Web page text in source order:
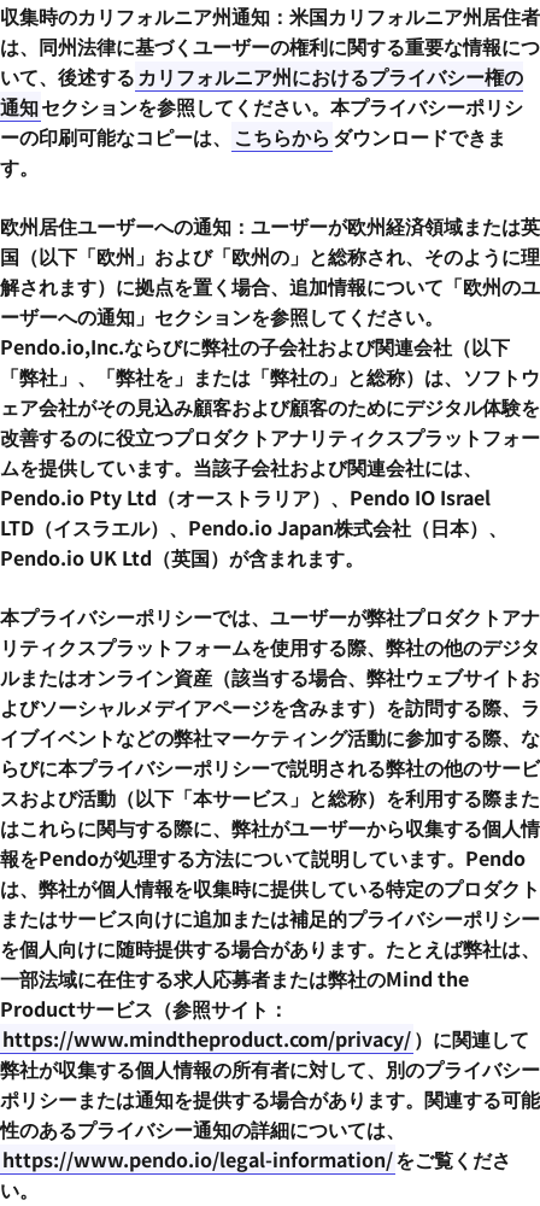
収集時のカリフォルニア州通知：米国カリフォルニア州居住者
は、同州法律に基づくユーザーの権利に関する重要な情報につ
いて、後述するカリフォルニア州におけるプライバシー権の
通知セクションを参照してください。本プライバシーポリシ
ーの印刷可能なコピーは、
こちらから ダウンロードできま
す。
欧州居住ユーザーへの通知：ユーザーが欧州経済領域または英
国（以下「欧州」および「欧州の」と総称され、そのように理
解されます）に拠点を置く場合、追加情報について「欧州のユ
ーザーへの通知」セクションを参照してください。
Pendo.io,Inc.ならびに弊社の子会社および関連会社（以下
「弊社」、「弊社を」または「弊社の」と総称）は、ソフトウ
ェア会社がその見込み顧客および顧客のためにデジタル体験を
改善するのに役立つプロダクトアナリティクスプラットフォー
ムを提供しています。当該子会社および関連会社には、
Pendo.io Pty Ltd（オーストラリア）、Pendo IO Israel
LTD（イスラエル）、Pendo.io Japan株式会社（日本）、
Pendo.io UK Ltd（英国）が含まれます。
本プライバシーポリシーでは、ユーザーが弊社プロダクトアナ
リティクスプラットフォームを使用する際、弊社の他のデジタ
ルまたはオンライン資産（該当する場合、弊社ウェブサイトお
よびソーシャルメデイアページを含みます）を訪問する際、ラ
イブイベントなどの弊社マーケティング活動に参加する際、な
らびに本プライバシーポリシーで説明される弊社の他のサービ
スおよび活動（以下「本サービス」と総称）を利用する際また
はこれらに関与する際に、弊社がユーザーから収集する個人情
報をPendoが処理する方法について説明しています。Pendo
は、弊社が個人情報を収集時に提供している特定のプロダクト
またはサービス向けに追加または補足的プライバシーポリシー
を個人向けに随時提供する場合があります。たとえば弊社は、
一部法域に在住する求人応募者または弊社のMind the
Productサービス（参照サイト：
https://www.mindtheproduct.com/privacy/）に関連して
弊社が収集する個人情報の所有者に対して、別のプライバシー
ポリシーまたは通知を提供する場合があります。関連する可能
性のあるプライバシー通知の詳細については、
https://www.pendo.io/legal-information/をご覧くださ
い。